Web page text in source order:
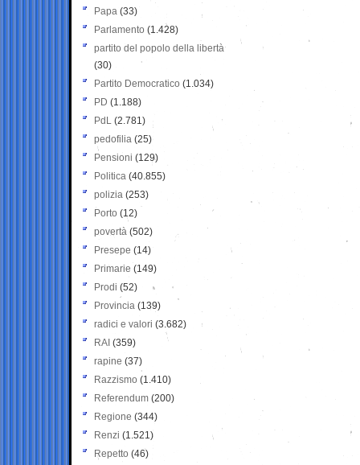
Papa (33)
Parlamento (1.428)
partito del popolo della libertà
(30)
Partito Democratico (1.034)
PD (1.188)
PdL (2.781)
pedofilia (25)
Pensioni (129)
Politica (40.855)
polizia (253)
Porto (12)
povertà (502)
Presepe (14)
Primarie (149)
Prodi (52)
Provincia (139)
radici e valori (3.682)
RAI (359)
rapine (37)
Razzismo (1.410)
Referendum (200)
Regione (344)
Renzi (1.521)
Repetto (46)